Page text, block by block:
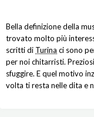
Bella definizione della
trovato molto più
scritti di Turina ci sono
per noi chitarristi.
sfuggire. E quel motivo
volta ti resta nelle dita e